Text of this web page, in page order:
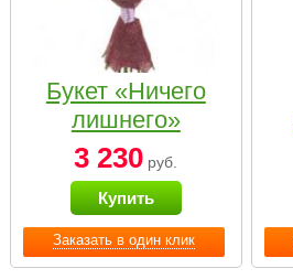
Заказать в один клик
Букет «Ничего
лишнего»
3 230 руб.
Купить